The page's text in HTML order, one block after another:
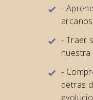
-
- Traer
nuestra
-
detras